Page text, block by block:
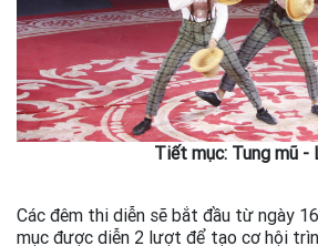
Tiết mục: Tung mũ -
Các đêm thi diễn sẽ bắt đầu từ ngày
mục được diễn 2 lượt để tạo cơ hội